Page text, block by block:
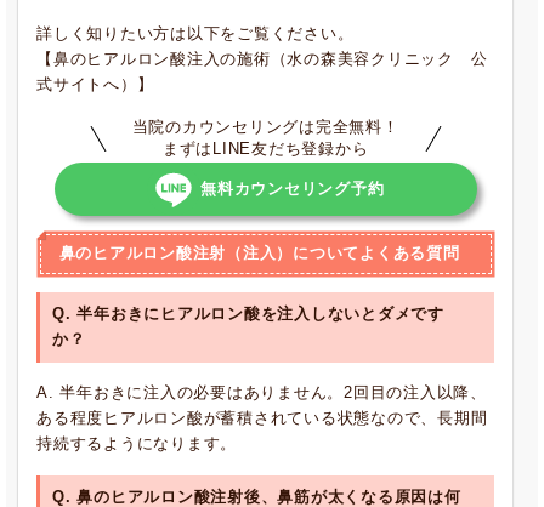
詳しく知りたい方は以下をご覧ください。
【 鼻のヒアルロン酸注入の施術（水の森美容クリニック 公
式サイトへ）
】
当院のカウンセリングは完全無料！
まずはLINE友だち登録から
無料カウンセリング予約
鼻のヒアルロン酸注射（注入）についてよくある質問
Q. 半年おきにヒアルロン酸を注入しないとダメです
か？
A. 半年おきに注入の必要はありません。2回目の注入以降、
ある程度ヒアルロン酸が蓄積されている状態なので、長期間
持続するようになります。
Q. 鼻のヒアルロン酸注射後、鼻筋が太くなる原因は何